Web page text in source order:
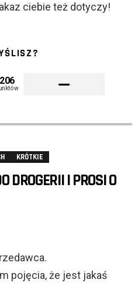
ciebie też dotyczy!
206
KRÓTKIE
DROGERII I PROSI O
pojęcia, że jest jakaś